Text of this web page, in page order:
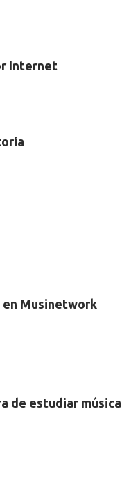
Internet
en Musinetwork
de estudiar música